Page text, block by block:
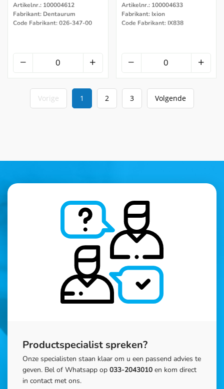
Artikelnr.: 100004612
Fabrikant: Dentaurum
Code Fabrikant: 026-347-00
Artikelnr.: 100004633
Fabrikant: Ixion
Code Fabrikant: IX838
Vorige 1 2 3 Volgende
Productspecialist spreken?
Onze specialisten staan klaar om u een passend advies te
geven. Bel of Whatsapp op 033-2043010 en kom direct
in contact met ons.